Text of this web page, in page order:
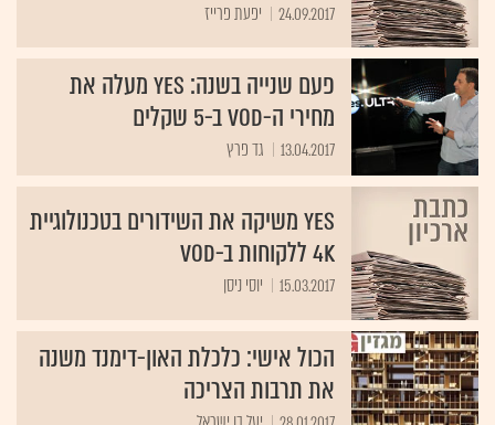
פעם שנייה בשנה: yes מעלה את
מחירי ה-VOD ב-5 שקלים
13.04.2017 גד פרץ
yes משיקה את השידורים בטכנולוגיית
4K ללקוחות ב-VOD
15.03.2017 יוסי ניסן
הכול אישי: כלכלת האון-דימנד משנה
את תרבות הצריכה
28.01.2017 יעל בן ישראל